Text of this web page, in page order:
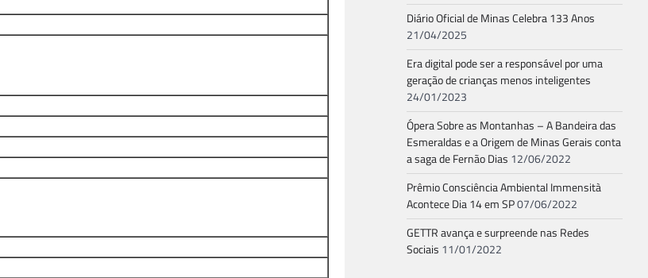
Diário Oficial de Minas Celebra 133 Anos
21/04/2025
Era digital pode ser a responsável por uma
geração de crianças menos inteligentes
24/01/2023
Ópera Sobre as Montanhas – A Bandeira das
Esmeraldas e a Origem de Minas Gerais conta
a saga de Fernão Dias 12/06/2022
Prêmio Consciência Ambiental Immensità
Acontece Dia 14 em SP07/06/2022
GETTR avança e surpreende nas Redes
Sociais 11/01/2022